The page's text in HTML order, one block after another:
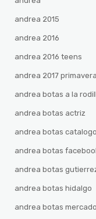
andrea 2015
andrea 2016
andrea 2016 teens
andrea 2017
andrea botas a la
andrea botas actriz
andrea botas
andrea botas
andrea botas
andrea botas hidalgo
andrea botas